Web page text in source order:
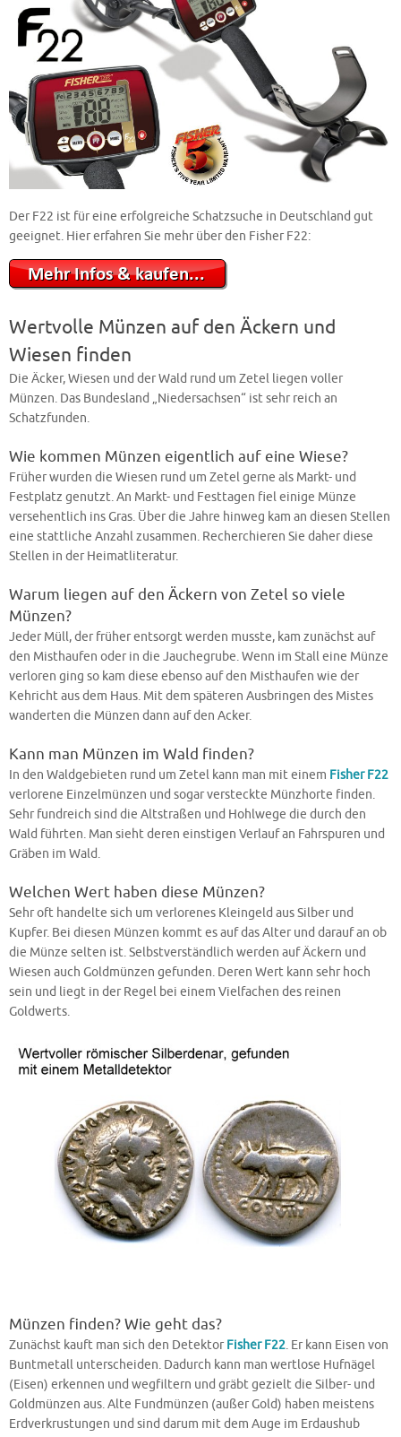
Der F22 ist für eine erfolgreiche Schatzsuche in Deutschland gut
geeignet. Hier erfahren Sie mehr über den Fisher F22:
Wertvolle Münzen auf den Äckern und
Wiesen finden
Die Äcker, Wiesen und der Wald rund um Zetel liegen voller
Münzen. Das Bundesland „Niedersachsen“ ist sehr reich an
Schatzfunden.
Wie kommen Münzen eigentlich auf eine Wiese?
Früher wurden die Wiesen rund um Zetel gerne als Markt- und
Festplatz genutzt. An Markt- und Festtagen fiel einige Münze
versehentlich ins Gras. Über die Jahre hinweg kam an diesen Stellen
eine stattliche Anzahl zusammen. Recherchieren Sie daher diese
Stellen in der Heimatliteratur.
Warum liegen auf den Äckern von Zetel so viele
Münzen?
Jeder Müll, der früher entsorgt werden musste, kam zunächst auf
den Misthaufen oder in die Jauchegrube. Wenn im Stall eine Münze
verloren ging so kam diese ebenso auf den Misthaufen wie der
Kehricht aus dem Haus. Mit dem späteren Ausbringen des Mistes
wanderten die Münzen dann auf den Acker.
Kann man Münzen im Wald finden?
In den Waldgebieten rund um Zetel kann man mit einem Fisher F22
verlorene Einzelmünzen und sogar versteckte Münzhorte finden.
Sehr fundreich sind die Altstraßen und Hohlwege die durch den
Wald führten. Man sieht deren einstigen Verlauf an Fahrspuren und
Gräben im Wald.
Welchen Wert haben diese Münzen?
Sehr oft handelte sich um verlorenes Kleingeld aus Silber und
Kupfer. Bei diesen Münzen kommt es auf das Alter und darauf an ob
die Münze selten ist. Selbstverständlich werden auf Äckern und
Wiesen auch Goldmünzen gefunden. Deren Wert kann sehr hoch
sein und liegt in der Regel bei einem Vielfachen des reinen
Goldwerts.
Münzen finden? Wie geht das?
Zunächst kauft man sich den Detektor Fisher F22. Er kann Eisen von
Buntmetall unterscheiden. Dadurch kann man wertlose Hufnägel
(Eisen) erkennen und wegfiltern und gräbt gezielt die Silber- und
Goldmünzen aus. Alte Fundmünzen (außer Gold) haben meistens
Erdverkrustungen und sind darum mit dem Auge im Erdaushub